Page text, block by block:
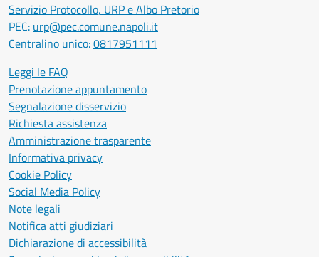
Servizio Protocollo, URP e Albo Pretorio
PEC: urp@pec.comune.napoli.it
Centralino unico:0817951111
Leggi le FAQ
Prenotazione appuntamento
Segnalazione disservizio
Richiesta assistenza
Amministrazione trasparente
Informativa privacy
Cookie Policy
Social Media Policy
Note legali
Notifica atti giudiziari
Dichiarazione di accessibilità